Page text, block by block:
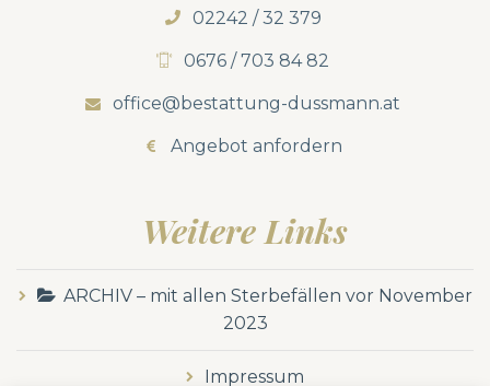
02242 / 32 379
0676 / 703 84 82
office@bestattung-dussmann.at
Angebot anfordern
Weitere Links
ARCHIV – mit allen Sterbefällen vor November
2023
Impressum